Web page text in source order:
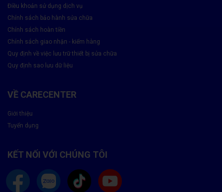
Điều khoản sử dụng dịch vụ
Chính sách bảo hành sửa chữa
Chính sách hoàn tiền
Chính sách giao nhận - kiểm hàng
Quy định về việc lưu trữ thiết bị sửa chữa
Quy định sao lưu dữ liệu
VỀ CARECENTER
Giới thiệu
Tuyển dụng
KẾT NỐI VỚI CHÚNG TÔI